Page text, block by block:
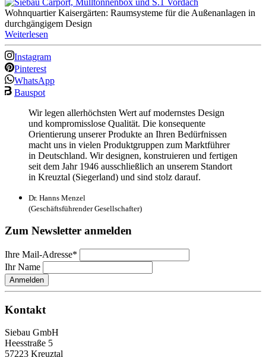
Wohnquartier Kaisergärten: Raumsysteme für die Außenanlagen in
durchgängigem Design
Weiterlesen
Instagram
Pinterest
WhatsApp
Bauspot
Wir legen allerhöchsten Wert auf modernstes Design
und kompromisslose Qualität. Die konsequente
Orientierung unserer Produkte an Ihren Bedürfnissen
macht uns in vielen Produktgruppen zum Marktführer
in Deutschland. Wir designen, konstruieren und fertigen
seit dem Jahr 1946 ausschließlich an unserem Standort
in Kreuztal (Siegerland) und sind stolz darauf.
Dr. Hanns Menzel
(Geschäftsführender Gesellschafter)
Zum Newsletter anmelden
Ihre Mail-Adresse*
Ihr Name
Anmelden
Kontakt
Siebau GmbH
Heesstraße 5
57223 Kreuztal